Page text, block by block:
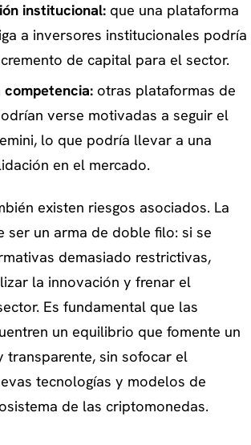
institucional:que una plataforma
a inversores institucionales podría
de capital para el sector.
otras plataformas de
verse motivadas a seguir el
lo que podría llevar a una
en el mercado.
existen riesgos asociados. La
ser un arma de doble filo: si se
demasiado restrictivas,
la innovación y frenar el
Es fundamental que las
un equilibrio que fomente un
transparente, sin sofocar el
tecnologías y modelos de
de las criptomonedas.